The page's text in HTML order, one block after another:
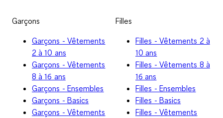
Garçons
Garçons - Vêtements
2 à 10 ans
Garçons - Vêtements
8 à 16 ans
Garçons - Ensembles
Garçons - Basics
Garçons - Vêtements
Filles
Filles - Vêtements 2 à
10 ans
Filles - Vêtements 8 à
16 ans
Filles - Ensembles
Filles - Basics
Filles - Vêtements